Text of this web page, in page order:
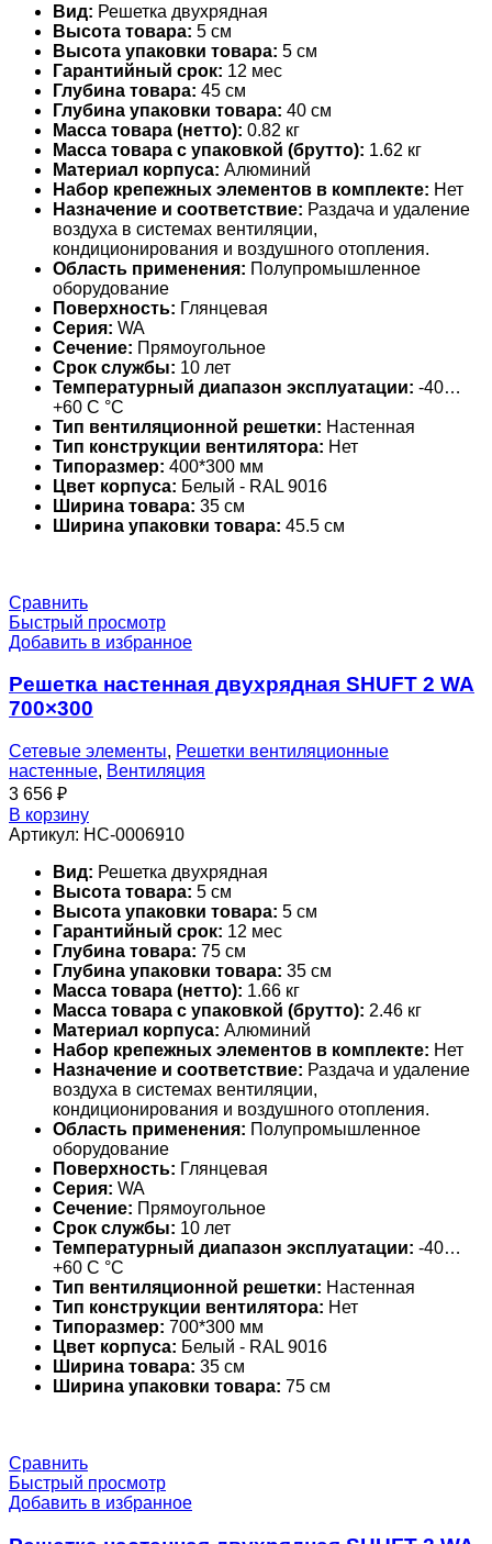
Вид: Решетка двухрядная
Высота товара: 5 см
Высота упаковки товара: 5 см
Гарантийный срок: 12 мес
Глубина товара: 45 см
Глубина упаковки товара: 40 см
Масса товара (нетто): 0.82 кг
Масса товара с упаковкой (брутто): 1.62 кг
Материал корпуса: Алюминий
Набор крепежных элементов в комплекте: Нет
Назначение и соответствие: Раздача и удаление
воздуха в системах вентиляции,
кондиционирования и воздушного отопления.
Область применения: Полупромышленное
оборудование
Поверхность: Глянцевая
Серия: WA
Сечение: Прямоугольное
Срок службы: 10 лет
Температурный диапазон эксплуатации: -40…
+60 С °С
Тип вентиляционной решетки: Настенная
Тип конструкции вентилятора: Нет
Типоразмер: 400*300 мм
Цвет корпуса: Белый - RAL 9016
Ширина товара: 35 см
Ширина упаковки товара: 45.5 см
Сравнить
Быстрый просмотр
Добавить в избранное
Решетка настенная двухрядная SHUFT 2 WA
700×300
Сетевые элементы, Решетки вентиляционные
настенные, Вентиляция
3 656 ₽
В корзину
Артикул: НС-0006910
Вид: Решетка двухрядная
Высота товара: 5 см
Высота упаковки товара: 5 см
Гарантийный срок: 12 мес
Глубина товара: 75 см
Глубина упаковки товара: 35 см
Масса товара (нетто): 1.66 кг
Масса товара с упаковкой (брутто): 2.46 кг
Материал корпуса: Алюминий
Набор крепежных элементов в комплекте: Нет
Назначение и соответствие: Раздача и удаление
воздуха в системах вентиляции,
кондиционирования и воздушного отопления.
Область применения: Полупромышленное
оборудование
Поверхность: Глянцевая
Серия: WA
Сечение: Прямоугольное
Срок службы: 10 лет
Температурный диапазон эксплуатации: -40…
+60 С °С
Тип вентиляционной решетки: Настенная
Тип конструкции вентилятора: Нет
Типоразмер: 700*300 мм
Цвет корпуса: Белый - RAL 9016
Ширина товара: 35 см
Ширина упаковки товара: 75 см
Сравнить
Быстрый просмотр
Добавить в избранное